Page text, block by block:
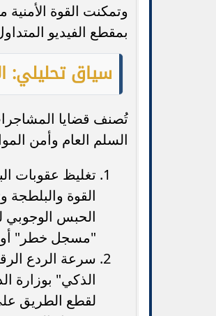
وتمكنت القوة
بمقطع الفيديو
سياق تحليلي:
تُصنف قضايا
السلم العام وأمن
تغليظ عقوبات
الحبس الوجوبي
"مسجل خطر" أو
سرعة الردع
الذكي" بوزارة
لقطع الطريق